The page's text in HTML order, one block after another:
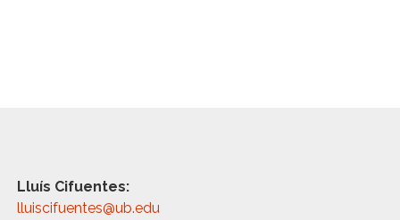
Lluís Cifuentes:
lluiscifuentes@ub.edu